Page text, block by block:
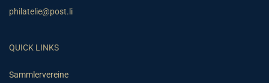
philatelie@post.li
QUICK LINKS
Sammlervereine